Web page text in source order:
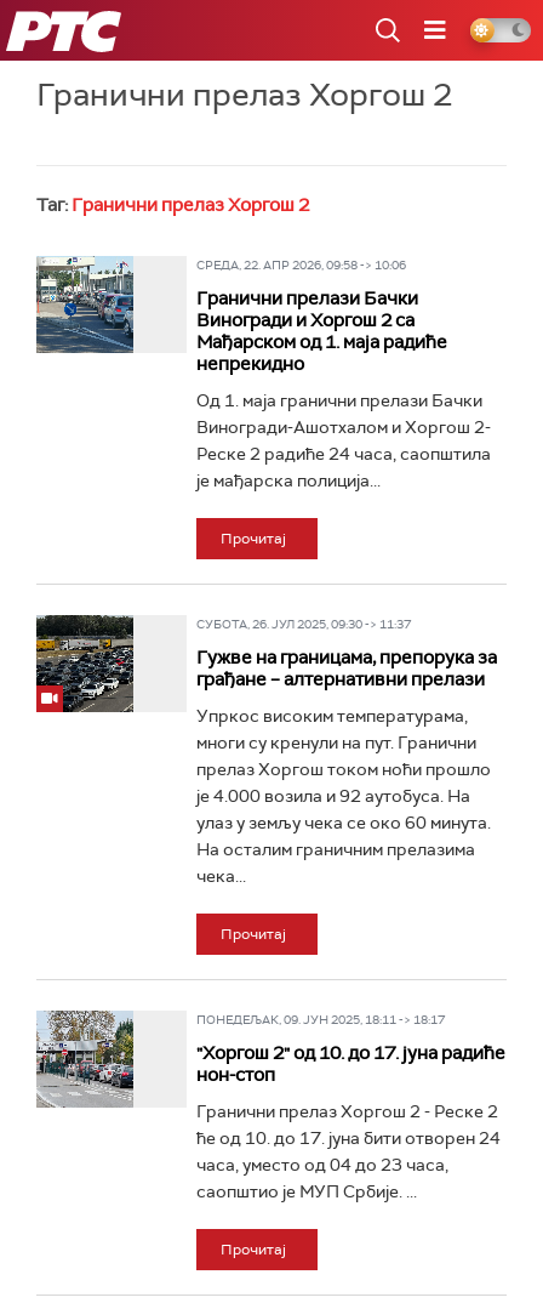
РТС
Гранични прелаз Хоргош 2
Таг: Гранични прелаз Хоргош 2
СРЕДА, 22. АПР 2026, 09:58 -> 10:06
Гранични прелази Бачки
Виногради и Хоргош 2 са
Мађарском од 1. маја радиће
непрекидно
Од 1. маја гранични прелази Бачки
Виногради-Ашотхалом и Хоргош 2-
Реске 2 радиће 24 часа, саопштила
је мађарска полиција...
Прочитај
СУБОТА, 26. ЈУЛ 2025, 09:30 -> 11:37
Гужве на границама, препорука за
грађане – алтернативни прелази
Упркос високим температурама,
многи су кренули на пут. Гранични
прелаз Хоргош током ноћи прошло
је 4.000 возила и 92 аутобуса. На
улаз у земљу чека се око 60 минута.
На осталим граничним прелазима
чека...
Прочитај
ПОНЕДЕЉАК, 09. ЈУН 2025, 18:11 -> 18:17
"Хоргош 2" од 10. до 17. јуна радиће
нон-стоп
Гранични прелаз Хоргош 2 - Реске 2
ће од 10. до 17. јуна бити отворен 24
часа, уместо од 04 до 23 часа,
саопштио је МУП Србије. ...
Прочитај